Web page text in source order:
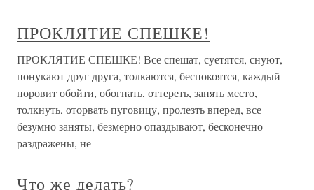
ПРОКЛЯТИЕ СПЕШКЕ!
ПРОКЛЯТИЕ СПЕШКЕ! Все спешат, суетятся, снуют,
понукают друг друга, толкаются, беспокоятся, каждый
норовит обойти, обогнать, оттереть, занять место,
толкнуть, оторвать пуговицу, пролезть вперед, все
безумно заняты, безмерно опаздывают, бесконечно
раздражены, не
Что же делать?